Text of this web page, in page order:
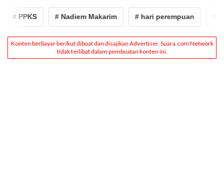
# PPKS # Nadiem Makarim # hari perempuan #